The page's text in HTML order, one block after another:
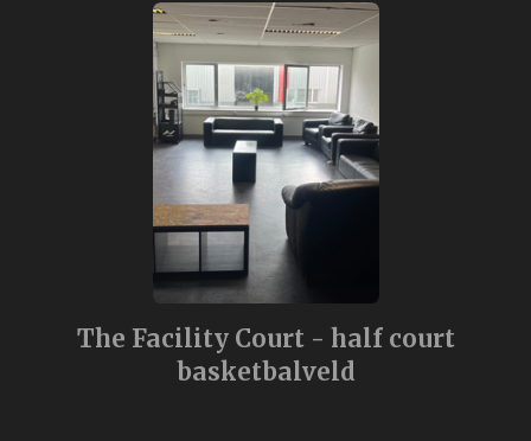
The Facility Court - half court
basketbalveld